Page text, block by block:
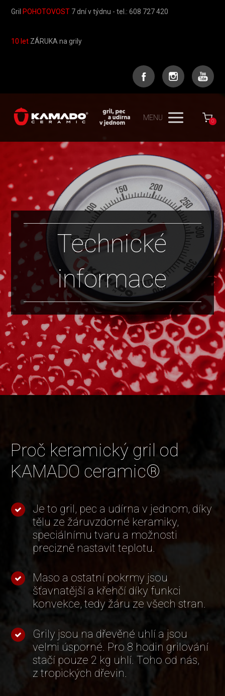
Gril POHOTOVOST 7 dní v týdnu - tel.: 608 727 420
10 let ZÁRUKA na grily
MENU 0
Technické
informace
Proč keramický gril od
KAMADO ceramic®
Je to gril, pec a udírna v jednom, díky
tělu ze žáruvzdorné keramiky,
speciálnímu tvaru a možnosti
precizně nastavit teplotu.
Maso a ostatní pokrmy jsou
šťavnatější a křehčí díky funkci
konvekce, tedy žáru ze všech stran.
Grily jsou na dřevěné uhlí a jsou
velmi úsporné. Pro 8 hodin grilování
stačí pouze 2 kg uhlí. Toho od nás,
z tropických dřevin.